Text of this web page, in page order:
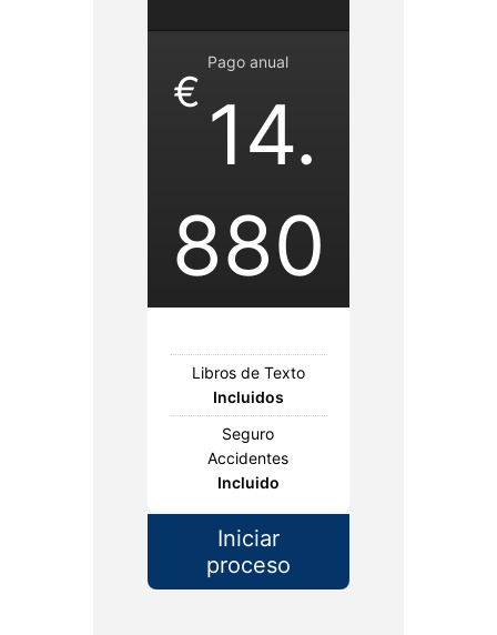
Pago anual
€ 14.
880
Libros de Texto
Incluidos
Seguro
Accidentes
Incluido
Iniciar
proceso